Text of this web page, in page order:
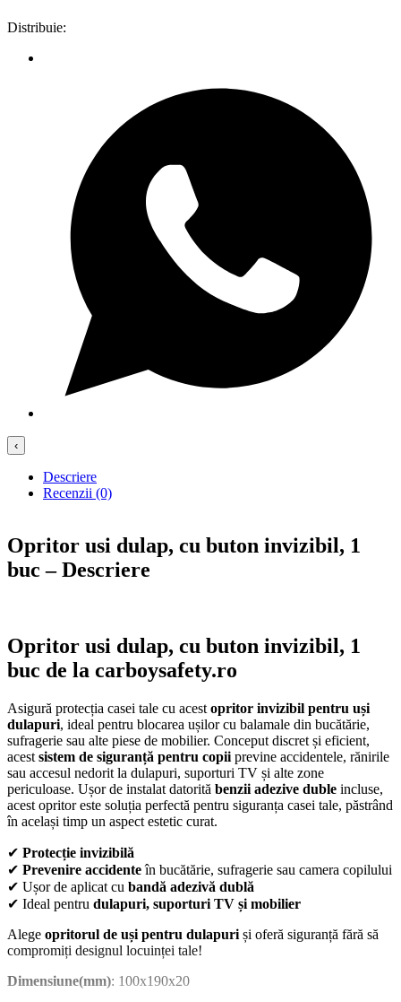
Distribuie:
‹
Descriere
Recenzii (0)
Opritor usi dulap, cu buton invizibil, 1
buc – Descriere
Opritor usi dulap, cu buton invizibil, 1
buc de la carboysafety.ro
Asigură protecția casei tale cu acest opritor invizibil pentru uși
dulapuri, ideal pentru blocarea ușilor cu balamale din bucătărie,
sufragerie sau alte piese de mobilier. Conceput discret și eficient,
acest sistem de siguranță pentru copii previne accidentele, rănirile
sau accesul nedorit la dulapuri, suporturi TV și alte zone
periculoase. Ușor de instalat datorită benzii adezive duble incluse,
acest opritor este soluția perfectă pentru siguranța casei tale, păstrând
în același timp un aspect estetic curat.
✔ Protecție invizibilă
✔ Prevenire accidenteîn bucătărie, sufragerie sau camera copilului
✔ Ușor de aplicat cu bandă adezivă dublă
✔ Ideal pentru dulapuri, suporturi TV și mobilier
Alege opritorul de uși pentru dulapuri și oferă siguranță fără să
compromiți designul locuinței tale!
Dimensiune(mm): 100x190x20